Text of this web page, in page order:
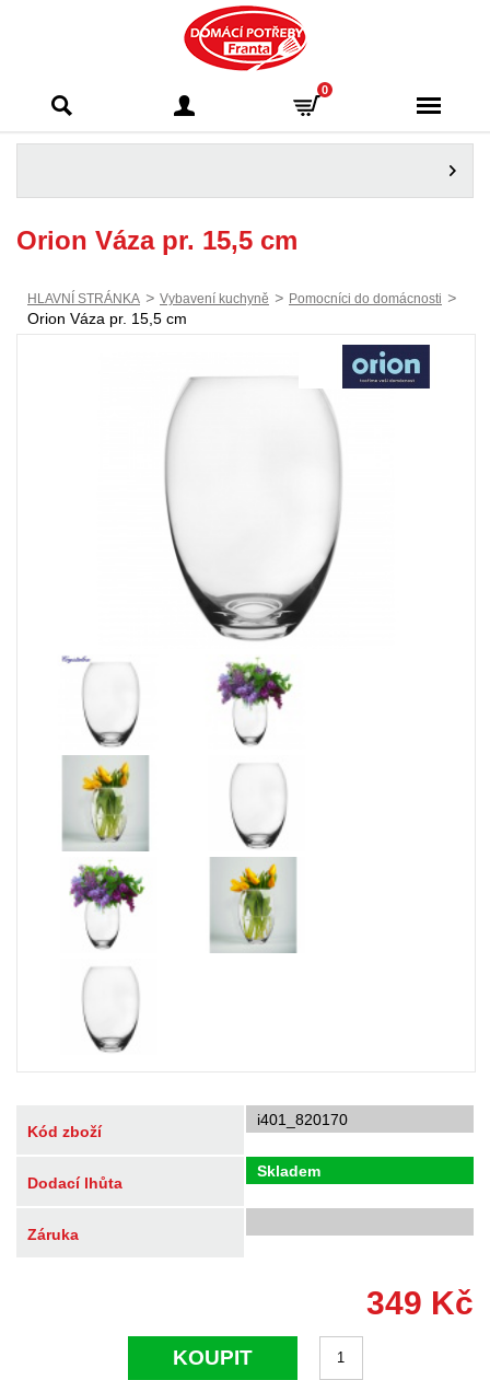
Franta - Příbram
0
Orion Váza pr. 15,5 cm
HLAVNÍ STRÁNKA > Vybavení kuchyně > Pomocníci do domácnosti >
Orion Váza pr. 15,5 cm
Kód zboží
i401_820170
Dodací lhůta
Skladem
Záruka
349 Kč
KOUPIT